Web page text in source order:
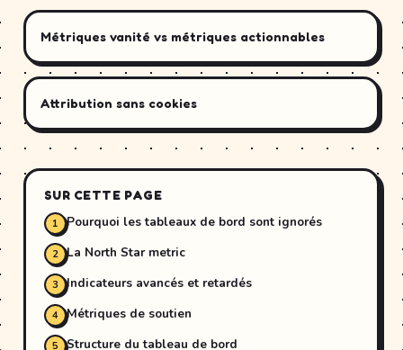
Métriques vanité vs métriques actionnables
Attribution sans cookies
SUR CETTE PAGE
Pourquoi les tableaux de bord sont ignorés
La North Star metric
Indicateurs avancés et retardés
Métriques de soutien
Structure du tableau de bord